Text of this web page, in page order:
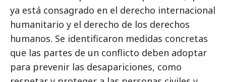
ya está consagrado en el derecho internacional
humanitario y el derecho de los derechos
humanos. Se identificaron medidas concretas
que las partes de un conflicto deben adoptar
para prevenir las desapariciones, como